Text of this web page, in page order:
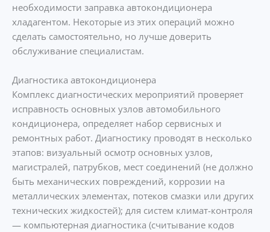
необходимости заправка автокондиционера
хладагентом. Некоторые из этих операций можно
сделать самостоятельно, но лучше доверить
обслуживание специалистам.
Диагностика автокондиционера
Комплекс диагностических мероприятий проверяет
исправность основных узлов автомобильного
кондиционера, определяет набор сервисных и
ремонтных работ. Диагностику проводят в несколько
этапов: визуальный осмотр основных узлов,
магистралей, патрубков, мест соединений (не должно
быть механических повреждений, коррозии на
металлических элементах, потеков смазки или других
технических жидкостей); для систем климат-контроля
— компьютерная диагностика (считывание кодов